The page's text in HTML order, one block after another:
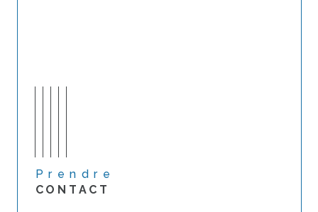
Prendre
CONTACT